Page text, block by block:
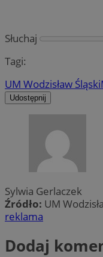
Słuchaj
Tagi:
UM Wodzisław Śląski
Udostępnij
Sylwia Gerlaczek
Źródło: UM
reklama
Dodaj